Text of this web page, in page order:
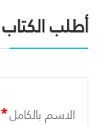
أطلب الكتاب
الاسم بالكامل*